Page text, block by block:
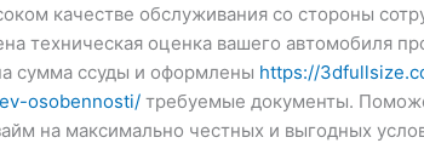
качестве обслуживания со стороны
техническая оценка вашего автомобиля
сумма ссуды и оформлены https://
osobennosti/ требуемые документы.
на максимально честных и выгодных